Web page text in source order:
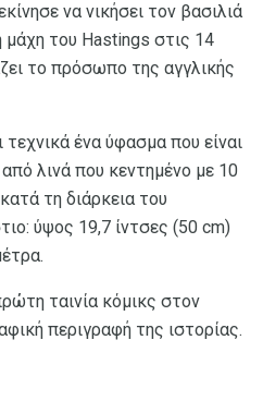
να νικήσει τον βασιλιά
μάχη του Hastings στις 14
το πρόσωπο της αγγλικής
τεχνικά ένα ύφασμα που είναι
λινά που κεντημένο με 10
τη διάρκεια του
ύψος 19,7 ίντσες (50 cm)
ταινία κόμικς στον
περιγραφή της ιστορίας.